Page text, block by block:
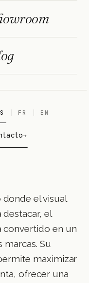
FR EN
marcas. Su
maximizar
ofrecer una
y atraer la
eficiente.
Cubeta?Un
conocido en
estructura en
se ut
el visual
destacar, el
convertido en un
marcas. Su
maximizar
ofrecer una